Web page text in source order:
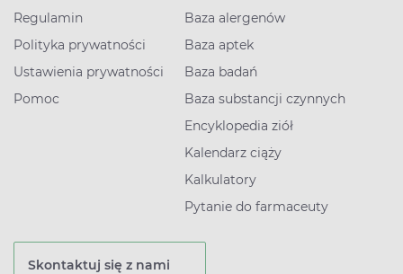
Regulamin
Polityka prywatności
Ustawienia prywatności
Pomoc
Baza alergenów
Baza aptek
Baza badań
Baza substancji czynnych
Encyklopedia ziół
Kalendarz ciąży
Kalkulatory
Pytanie do farmaceuty
Skontaktuj się z nami